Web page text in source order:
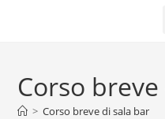
Corso
> Corso breve di sala bar